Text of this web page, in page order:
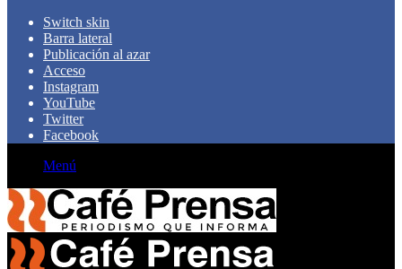
Switch skin
Barra lateral
Publicación al azar
Acceso
Instagram
YouTube
Twitter
Facebook
Menú